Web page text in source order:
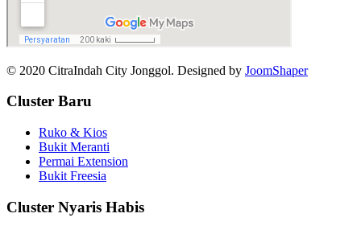
© 2020 CitraIndah City Jonggol. Designed by JoomShaper
Cluster Baru
Ruko & Kios
Bukit Meranti
Permai Extension
Bukit Freesia
Cluster Nyaris Habis